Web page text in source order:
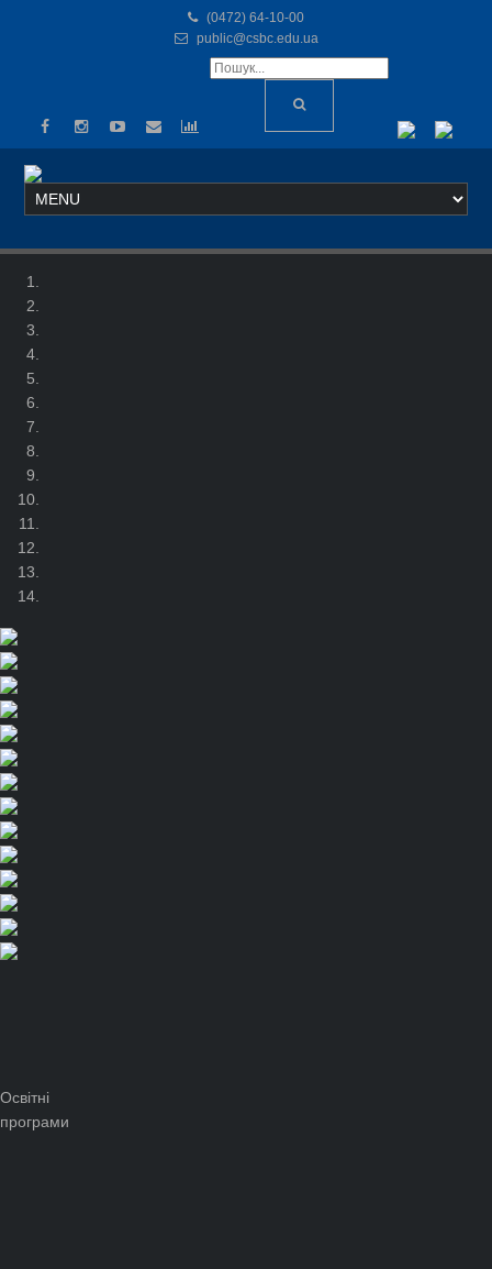
(0472) 64-10-00
public@csbc.edu.ua
Освітні
програми